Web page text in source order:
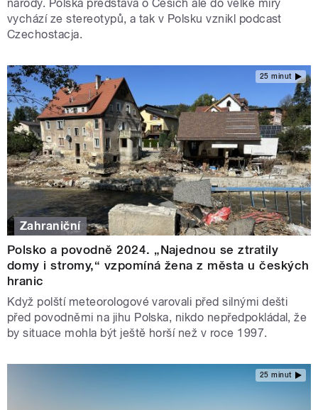
národy. Polská představa o Češích ale do velké míry
vychází ze stereotypů, a tak v Polsku vznikl podcast
Czechostacja.
25 minut
Zahraniční
Polsko a povodně 2024. „Najednou se ztratily
domy i stromy,“ vzpomíná žena z města u českých
hranic
Když polští meteorologové varovali před silnými dešti
před povodněmi na jihu Polska, nikdo nepředpokládal, že
by situace mohla být ještě horší než v roce 1997.
25 minut